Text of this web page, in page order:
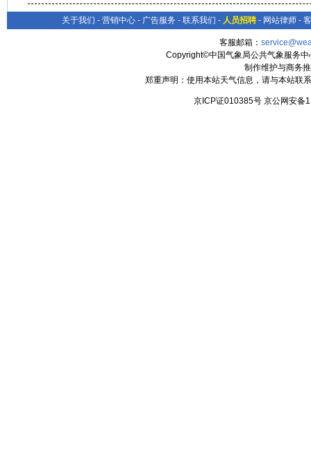
关于我们 - 营销中心 - 广告服务 - 联系我们 - 人员招聘 - 网站律师 -
客服邮箱：
Copyright©中国气象局公共气象服务
制作维护与商务
郑重声明：使用本站天气信息，请与本站联
京ICP证010385号 京公网安备